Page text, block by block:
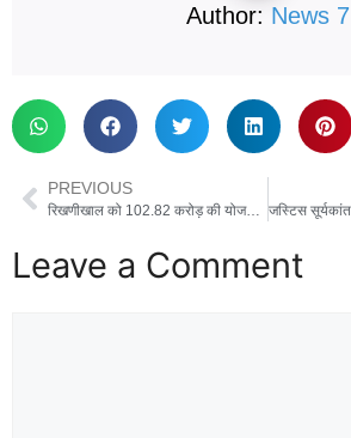
Author: News 7
PREVIOUS
रिखणीखाल को 102.82 करोड़ की योजनाओं की सौगात, सीएम धामी ने किया लोकार्पण-शिलान्यास
Leave a Comment